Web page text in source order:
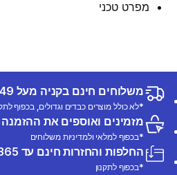
מפרט טכני
משלוחים חינם בקניה מעל 249 ש"ח
*לא כולל מוצרים כבדים וגדולים, בכפוף
מזמינים ואוספים את
*בכפוף למלאי ולמדיניות משלוחים
החלפות והחזרות חינם עד 365 ימים ממועד הרכישה
*בכפוף לתקנון